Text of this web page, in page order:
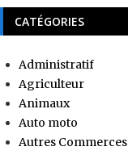
CATÉGORIES
Administratif
Agriculteur
Animaux
Auto moto
Autres Commerces